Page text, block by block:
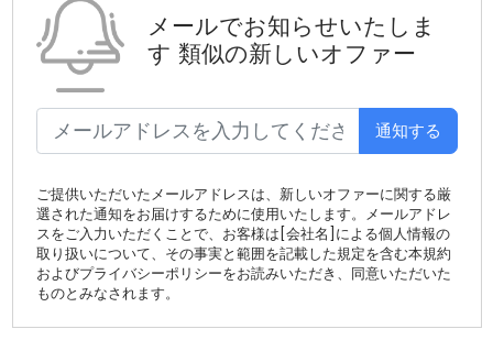
メールでお知らせいたしま
す 類似の新しいオファー
通知する
ご提供いただいたメールアドレスは、新しいオファーに関する厳
選された通知をお届けするために使用いたします。メールアドレ
スをご入力いただくことで、お客様は[会社名]による個人情報の
取り扱いについて、その事実と範囲を記載した規定を含む本規約
およびプライバシーポリシーをお読みいただき、同意いただいた
ものとみなされます。